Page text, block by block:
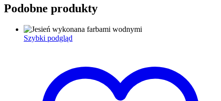
Podobne produkty
Szybki podgląd